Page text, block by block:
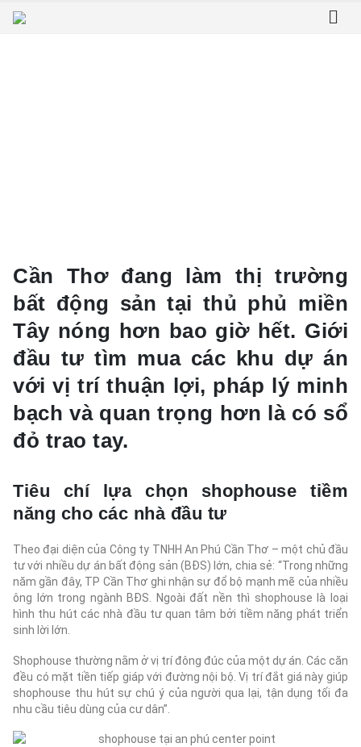
Cần Thơ đang làm thị trường
bất động sản tại thủ phủ miền
Tây nóng hơn bao giờ hết. Giới
đầu tư tìm mua các khu dự án
với vị trí thuận lợi, pháp lý minh
bạch và quan trọng hơn là có sổ
đỏ trao tay.
Tiêu chí lựa chọn shophouse tiềm
năng cho các nhà đầu tư
Theo đại diện của Công ty TNHH An Phú Cần Thơ – một chủ đầu
tư với nhiều dự án bất động sản (BĐS) lớn, chia sẻ: “Trong những
năm gần đây, TP Cần Thơ ghi nhận sự đổ bộ mạnh mẽ của nhiều
ông lớn trong ngành BĐS. Ngoài đất nền thì shophouse là loại
hình thu hút các nhà đầu tư quan tâm bởi tiềm năng phát triển
sinh lời lớn.
Shophouse thường nằm ở vị trí đông đúc của một dự án. Các căn
đều có mặt tiền tiếp giáp với đường nội bộ. Vị trí đắt giá này giúp
shophouse thu hút sự chú ý của người qua lại, tận dụng tối đa
nhu cầu tiêu dùng của cư dân”.